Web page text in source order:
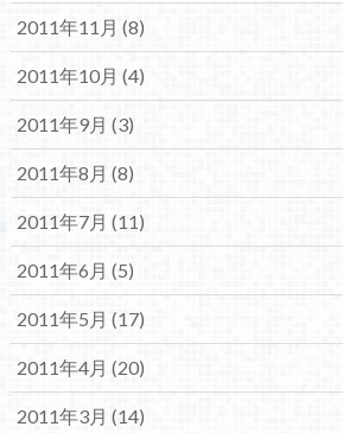
2011年11月 (8)
2011年10月 (4)
2011年9月 (3)
2011年8月 (8)
2011年7月 (11)
2011年6月 (5)
2011年5月 (17)
2011年4月 (20)
2011年3月 (14)